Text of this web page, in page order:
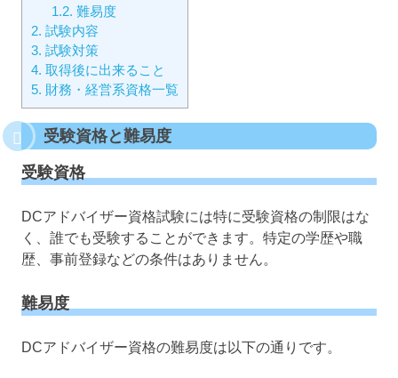
1.2. 難易度
2. 試験内容
3. 試験対策
4. 取得後に出来ること
5. 財務・経営系資格一覧
受験資格と難易度
受験資格
DCアドバイザー資格試験には特に受験資格の制限はな
く、誰でも受験することができます。特定の学歴や職
歴、事前登録などの条件はありません。
難易度
DCアドバイザー資格の難易度は以下の通りです。